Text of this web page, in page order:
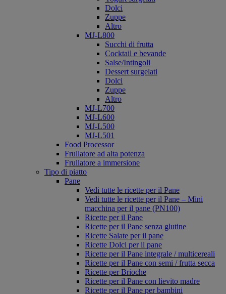
Dolci
Zuppe
Altro
MJ-L800
Succhi di frutta
Cocktail e bevande
Salse/Intingoli
Dessert surgelati
Dolci
Zuppe
Altro
MJ-L700
MJ-L600
MJ-L500
MJ-L501
Food Processor
Frullatore ad alta potenza
Frullatore a immersione
Tipo di piatto
Pane
Vedi tutte le ricette per il Pane
Vedi tutte le ricette per il Pane – Mini
macchina per il pane (PN100)
Ricette per il Pane
Ricette per il Pane senza glutine
Ricette Salate per il pane
Ricette Dolci per il pane
Ricette per il Pane integrale / multicereali
Ricette per il Pane con semi / frutta secca
Ricette per Brioche
Ricette per il Pane con lievito madre
Ricette per il Pane per bambini